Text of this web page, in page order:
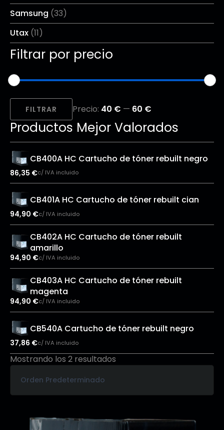
Samsung (33)
Utax (11)
Filtrar por precio
Precio
mínimo
Precio
máximo
FILTRAR Precio: 40 € — 60 €
Productos Mejor Valorados
CB400A HC Cartucho de tóner rebuilt negro
86,35 €c/ IVA incluido
CB401A HC Cartucho de tóner rebuilt cian
94,90 €c/ IVA incluido
CB402A HC Cartucho de tóner rebuilt
amarillo
94,90 €c/ IVA incluido
CB403A HC Cartucho de tóner rebuilt
magenta
94,90 €c/ IVA incluido
CB540A Cartucho de tóner rebuilt negro
37,86 €c/ IVA incluido
Mostrando los 2 resultados